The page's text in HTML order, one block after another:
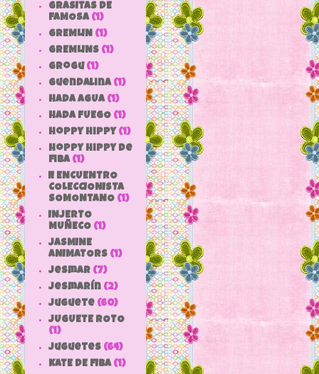
GRASITAS DE
FAMOSA (1)
GREMLIN (1)
GREMLINS (1)
grogu (1)
Guendalina (1)
HADA AGUA (1)
HADA FUEGO (1)
hoppy hippy (1)
hoppy hippy de
fiba (1)
II ENCUENTRO
COLECCIONISTA
SOMONTANO (1)
INJERTO
MUÑECO (1)
JASMINE
ANIMATORS (1)
jesmar (7)
jesmarín (2)
juguete (60)
JUGUETE ROTO
(1)
Juguetes (64)
KATE DE FIBA (1)